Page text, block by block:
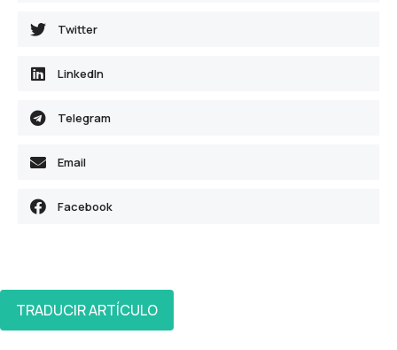
Twitter
LinkedIn
Telegram
Email
Facebook
TRADUCIR ARTÍCULO